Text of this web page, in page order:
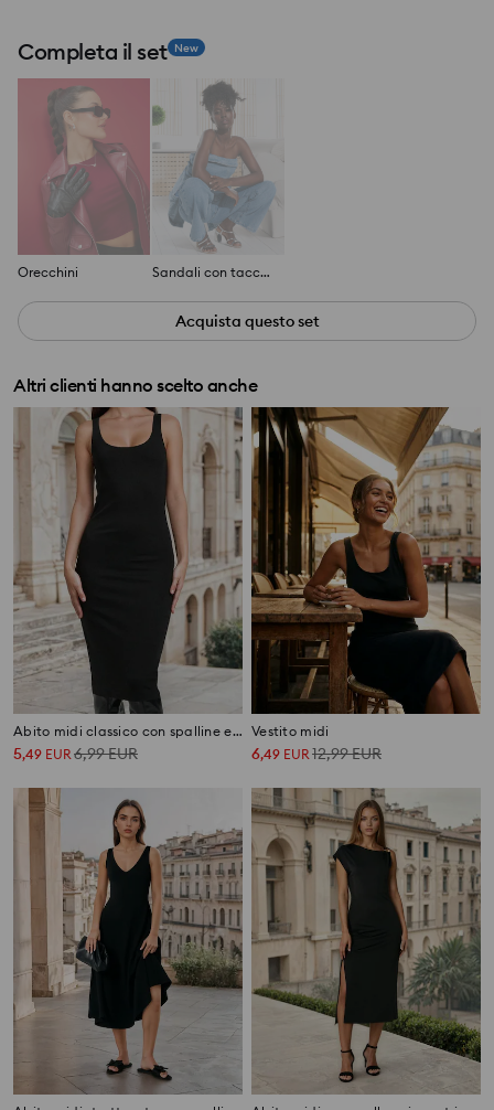
Completa il set New
Orecchini Sandali con tacco largo
Acquista questo set
Altri clienti hanno scelto anche
Abito midi classico con spalline e viscosa
5,49 EUR6,99EUR
Vestito midi
6,49 EUR12,99EUR